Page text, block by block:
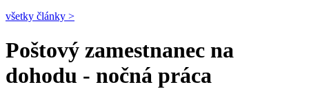
všetky články >
Poštový zamestnanec na
dohodu - nočná práca